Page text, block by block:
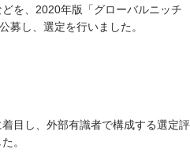
を、2020年版「グローバルニッチ
募し、選定を行いました。
目し、外部有識者で構成する選定評
。